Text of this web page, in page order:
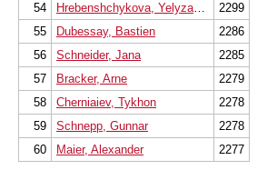
54
Hrebenshchykova, Yelyzaveta
2299
55
Dubessay, Bastien
2286
56
Schneider, Jana
2285
57
Bracker, Arne
2279
58
Cherniaiev, Tykhon
2278
59
Schnepp, Gunnar
2278
60
Maier, Alexander 2277